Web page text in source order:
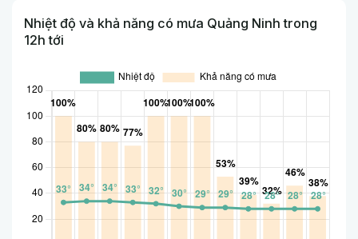
Nhiệt độ và khả năng có mưa Quảng Ninh trong
12h tới